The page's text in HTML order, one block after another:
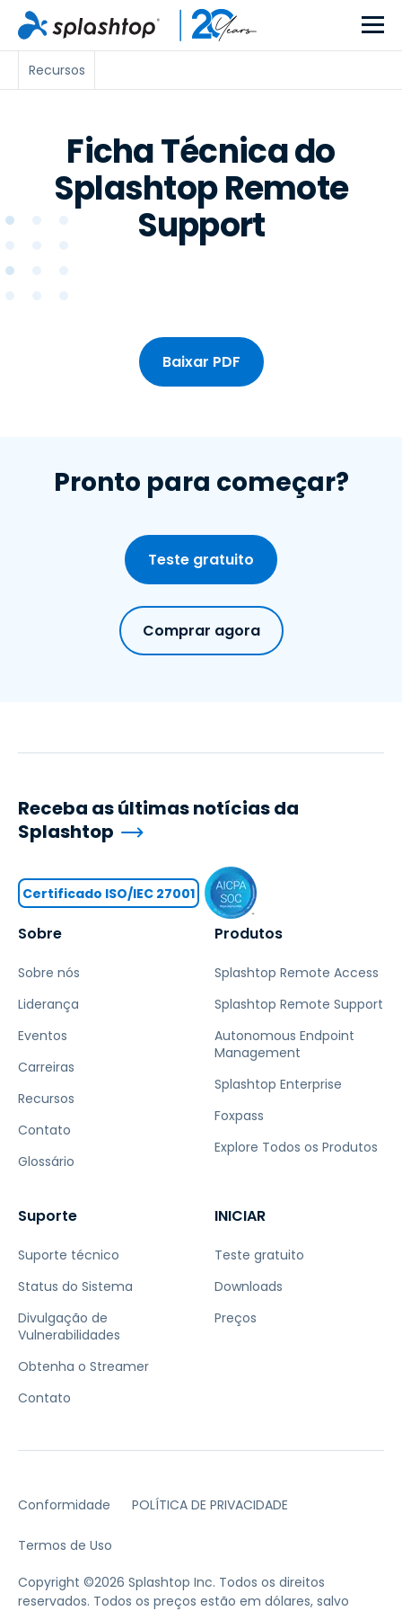
Recursos
Ficha Técnica do
Splashtop Remote
Support
Baixar PDF
Pronto para começar?
Teste gratuito
Comprar agora
Sobre
Sobre nós
Liderança
Eventos
Carreiras
Recursos
Contato
Glossário
Produtos
Splashtop Remote Access
Splashtop Remote Support
Autonomous Endpoint
Management
Splashtop Enterprise
Foxpass
Explore Todos os Produtos
Suporte
Suporte técnico
Status do Sistema
Divulgação de
Vulnerabilidades
Obtenha o Streamer
Contato
INICIAR
Teste gratuito
Downloads
Preços
Receba as últimas notícias da
Splashtop
Certificado ISO/IEC 27001
Conformidade POLÍTICA DE PRIVACIDADE
Termos de Uso
Copyright ©2026 Splashtop Inc. Todos os direitos
reservados. Todos os preços estão em dólares, salvo